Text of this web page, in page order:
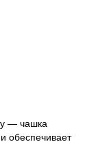
— чашка
обеспечивает